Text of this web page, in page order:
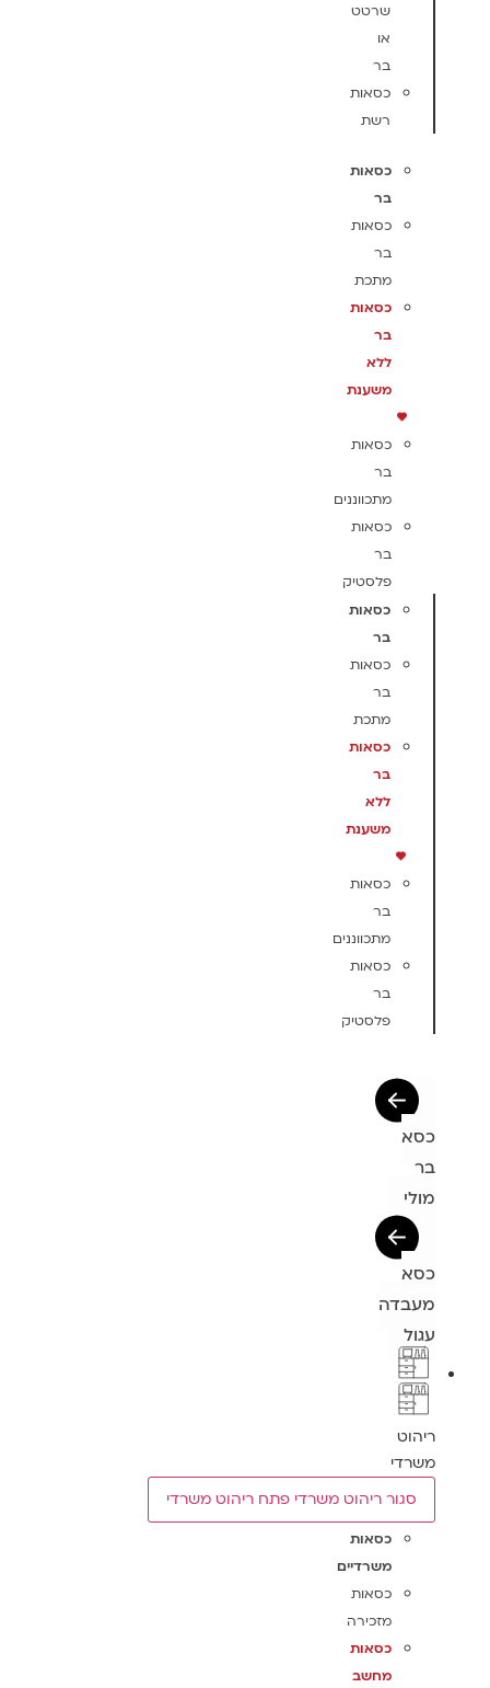
שרטט
או
בר
כסאות
רשת
כסאות
בר
כסאות
בר
מתכת
כסאות
בר
ללא
משענת
כסאות
בר
מתכווננים
כסאות
בר
פלסטיק
כסאות
בר
כסאות
בר
מתכת
כסאות
בר
ללא
משענת
כסאות
בר
מתכווננים
כסאות
בר
פלסטיק
כסא
בר
מולי
כסא
מעבדה
עגול
ריהוט
משרדי
סגור ריהוט משרדי פתח ריהוט משרדי
כסאות
משרדיים
כסאות
מזכירה
כסאות
מחשב